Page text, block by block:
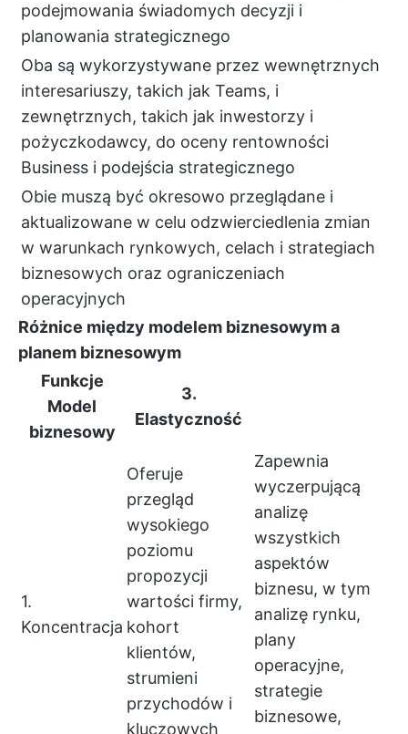
podejmowania świadomych decyzji i
planowania strategicznego
Oba są wykorzystywane przez wewnętrznych
interesariuszy, takich jak Teams, i
zewnętrznych, takich jak inwestorzy i
pożyczkodawcy, do oceny rentowności
Business i podejścia strategicznego
Obie muszą być okresowo przeglądane i
aktualizowane w celu odzwierciedlenia zmian
w warunkach rynkowych, celach i strategiach
biznesowych oraz ograniczeniach
operacyjnych
Różnice między modelem biznesowym a
planem biznesowym
Funkcje
Model
biznesowy
3.
Elastyczność
1.
Koncentracja
Oferuje
przegląd
wysokiego
poziomu
propozycji
wartości firmy,
kohort
klientów,
strumieni
przychodów i
kluczowych
Zapewnia
wyczerpującą
analizę
wszystkich
aspektów
biznesu, w tym
analizę rynku,
plany
operacyjne,
strategie
biznesowe,